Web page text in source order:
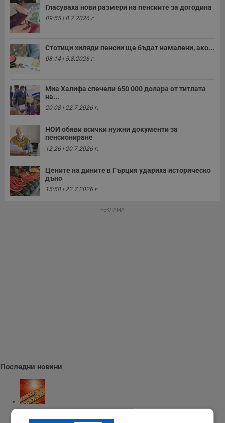
Гласуваха нови размери на пенсиите за догодина
09:55 | 8.7.2026 г.
Стотици хиляди пенсии ще бъдат намалени, ако...
08:14 | 5.8.2026 г.
Миа Халифа спечели 650 000 долара от титлата
на...
20:08 | 22.7.2026 г.
НОИ обяви всички нужни документи за
пенсиониране
12:26 | 20.7.2026 г.
Цените на дините в Гърция удариха историческо
дъно
15:58 | 22.7.2026 г.
РЕКЛАМА
Последни новини
Измериха рекордна температура от 41 градуса в Будапеща